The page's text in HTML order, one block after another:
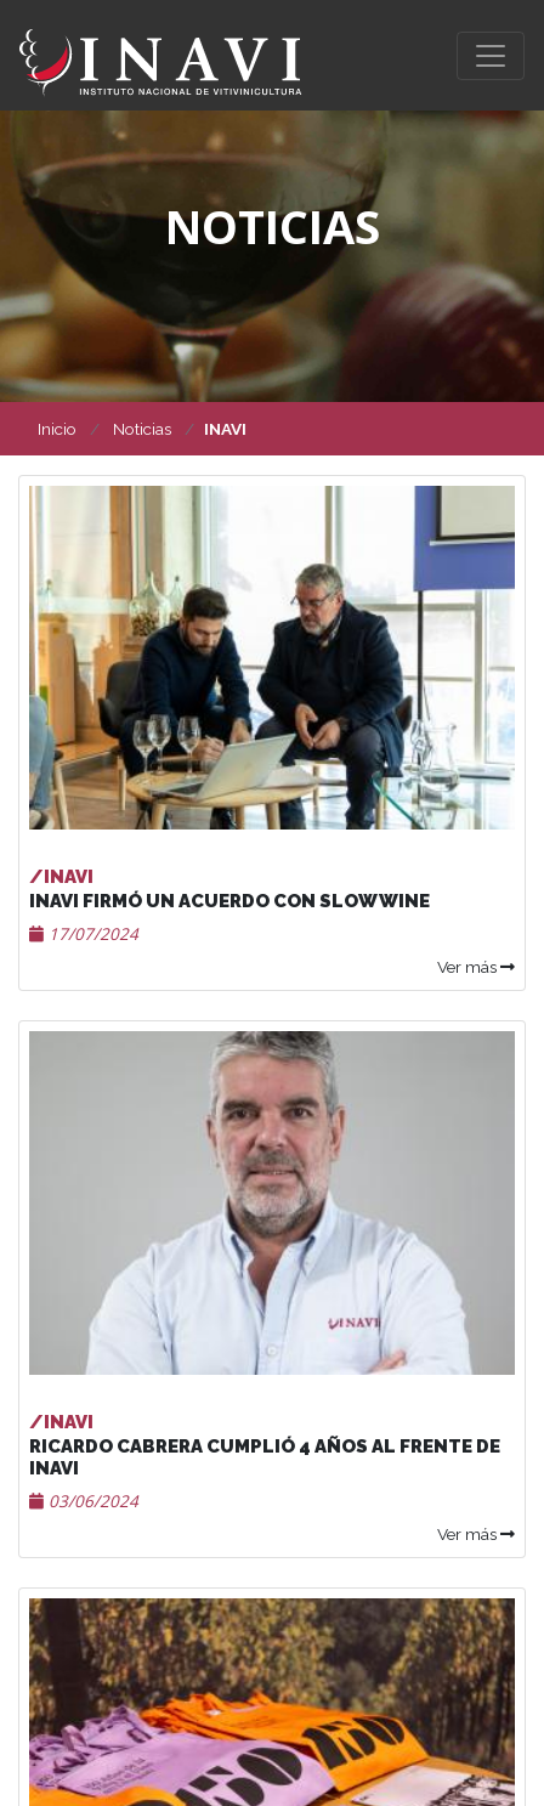
NOTICIAS
Inicio Noticias INAVI
/INAVI
INAVI FIRMÓ UN ACUERDO CON SLOW WINE
17/07/2024
Ver más
/INAVI
RICARDO CABRERA CUMPLIÓ 4 AÑOS AL FRENTE DE
INAVI
03/06/2024
Ver más